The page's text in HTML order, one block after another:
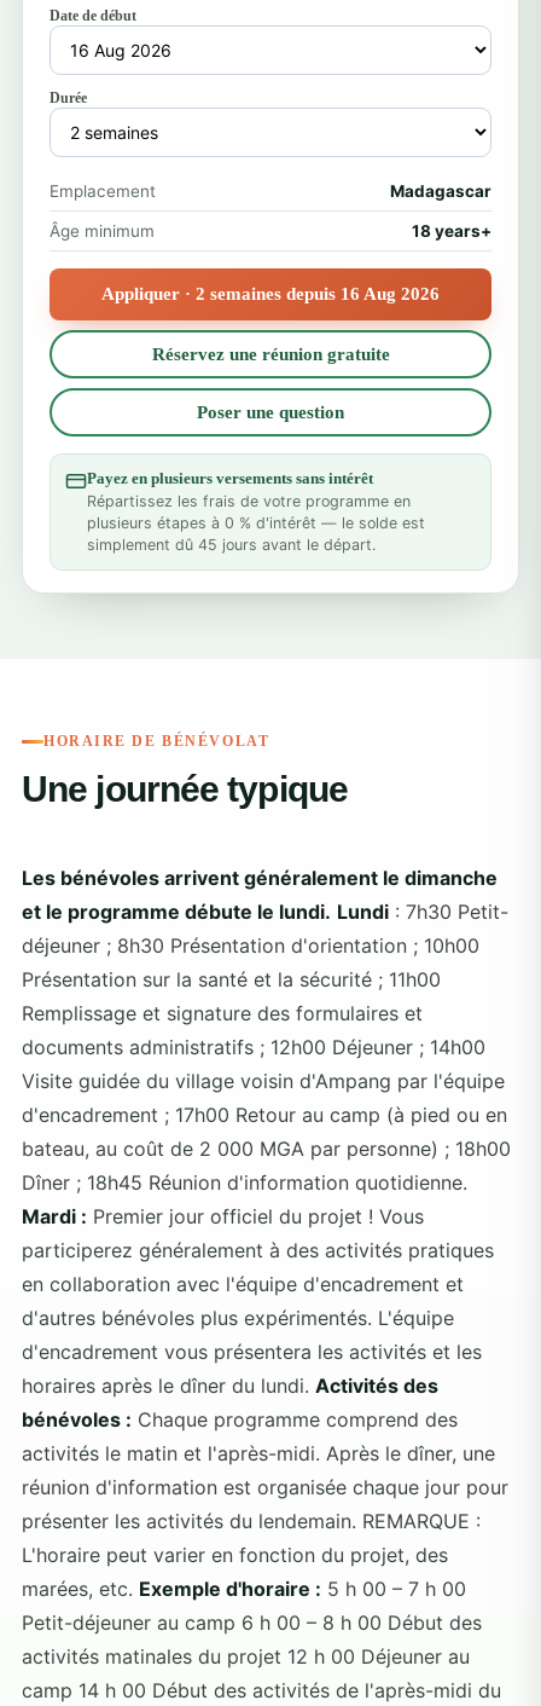
Date de début
Durée
Emplacement Madagascar
Âge minimum 18 years+
Appliquer · 2 semaines depuis 16 Aug 2026
Réservez une réunion gratuite
Poser une question
Payez en plusieurs versements sans intérêt
Répartissez les frais de votre programme en
plusieurs étapes à 0 % d'intérêt — le solde est
simplement dû 45 jours avant le départ.
HORAIRE DE BÉNÉVOLAT
Une journée typique
Les bénévoles arrivent généralement le dimanche
et le programme débute le lundi. Lundi : 7h30 Petit-
déjeuner ; 8h30 Présentation d'orientation ; 10h00
Présentation sur la santé et la sécurité ; 11h00
Remplissage et signature des formulaires et
documents administratifs ; 12h00 Déjeuner ; 14h00
Visite guidée du village voisin d'Ampang par l'équipe
d'encadrement ; 17h00 Retour au camp (à pied ou en
bateau, au coût de 2 000 MGA par personne) ; 18h00
Dîner ; 18h45 Réunion d'information quotidienne.
Mardi : Premier jour officiel du projet ! Vous
participerez généralement à des activités pratiques
en collaboration avec l'équipe d'encadrement et
d'autres bénévoles plus expérimentés. L'équipe
d'encadrement vous présentera les activités et les
horaires après le dîner du lundi. Activités des
bénévoles : Chaque programme comprend des
activités le matin et l'après-midi. Après le dîner, une
réunion d'information est organisée chaque jour pour
présenter les activités du lendemain. REMARQUE :
L'horaire peut varier en fonction du projet, des
marées, etc. Exemple d'horaire : 5 h 00 – 7 h 00
Petit-déjeuner au camp 6 h 00 – 8 h 00 Début des
activités matinales du projet 12 h 00 Déjeuner au
camp 14 h 00 Début des activités de l'après-midi du